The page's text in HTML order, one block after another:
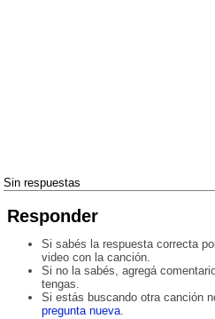
Sin respuestas
Responder
Si sabés la respuesta correcta
video con la canción.
Si no la sabés, agregá
tengas.
Si estás buscando otra canción
pregunta nueva.